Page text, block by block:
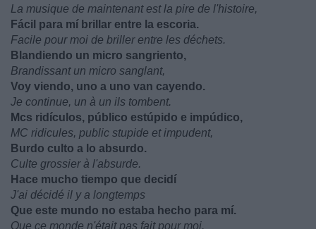
La musique de maintenant est la pire de l'histoire,
Fácil para mí brillar entre la escoria.
Facile pour moi de briller entre les déchets.
Blandiendo un micro sangriento,
Brandissant un micro sanglant,
Voy viendo, uno a uno van cayendo.
Je continue, un à un ils tombent.
Mcs ridículos, público estúpido e impúdico,
MC ridicules, public stupide et impudent,
Burdo culto a lo absurdo.
Culte grossier à l'absurde.
Hace mucho tiempo que decidí
J'ai décidé il y a longtemps
Que este mundo no estaba hecho para mí.
Que ce monde n'était pas fait pour moi.